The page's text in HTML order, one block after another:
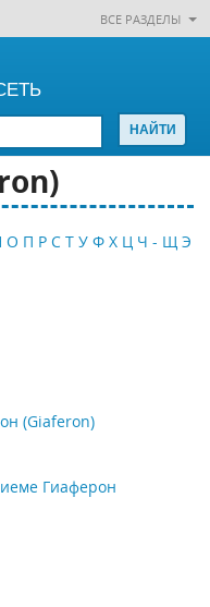
ВСЕ РАЗДЕЛЫ
О П Р С Т У Ф Х Ц Ч - Щ Э
(Giaferon)
Гиаферон